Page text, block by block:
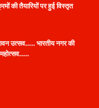
की तैयारियों पर हुई विस्तृत
उत्सव….. भारतीय नगर की
महोत्सव…..